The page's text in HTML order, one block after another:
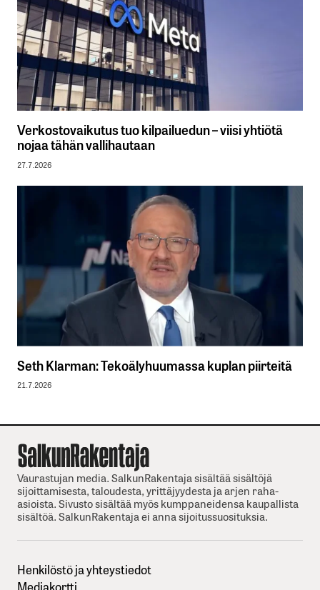
Verkostovaikutus tuo kilpailuedun – viisi yhtiötä
nojaa tähän vallihautaan
27.7.2026
Seth Klarman: Tekoälyhuumassa kuplan piirteitä
21.7.2026
Vaurastujan media. SalkunRakentaja sisältää sisältöjä
sijoittamisesta, taloudesta, yrittäjyydesta ja arjen raha-
asioista. Sivusto sisältää myös kumppaneidensa kaupallista
sisältöä. SalkunRakentaja ei anna sijoitussuosituksia.
Henkilöstö ja yhteystiedot
Mediakortti